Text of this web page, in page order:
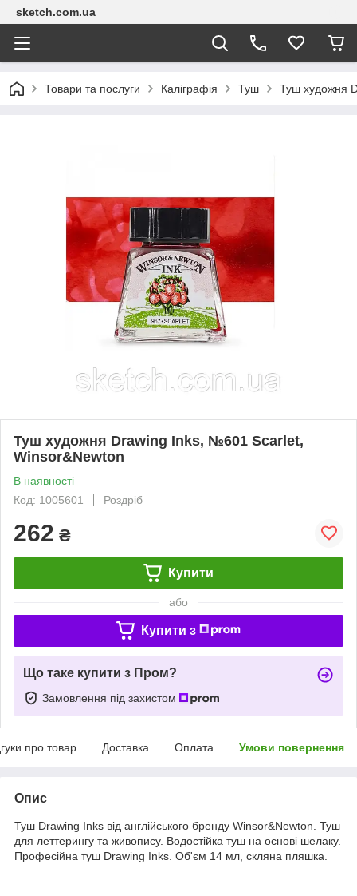
sketch.com.ua
Товари та послуги Каліграфія Туш Туш художня
Туш художня Drawing Inks, №601 Scarlet,
Winsor&Newton
В наявності
Код: 1005601
Роздріб
262 ₴
Купити
або
Купити з
Що таке купити з Пром?
Замовлення під захистом
про товар Доставка Оплата Умови повернення
Опис
Туш Drawing Inks від англійського бренду Winsor&Newton. Туш
для леттерингу та живопису. Водостійка туш на основі шелаку.
Професійна туш Drawing Inks. Об'єм 14 мл, скляна пляшка.